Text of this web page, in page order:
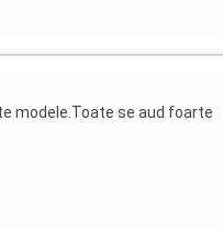
modele.Toate se aud foarte